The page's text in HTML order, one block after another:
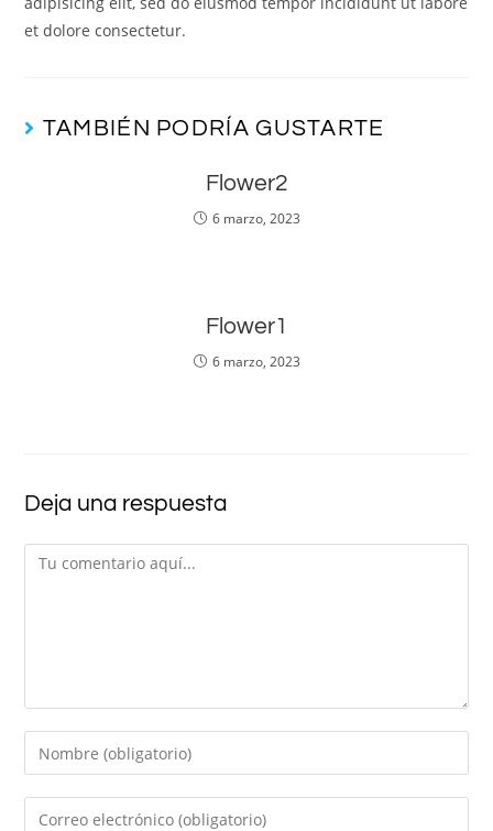
et dolore consectetur.
TAMBIÉN PODRÍA GUSTARTE
Flower2
6 marzo, 2023
Flower1
6 marzo, 2023
Deja una respuesta